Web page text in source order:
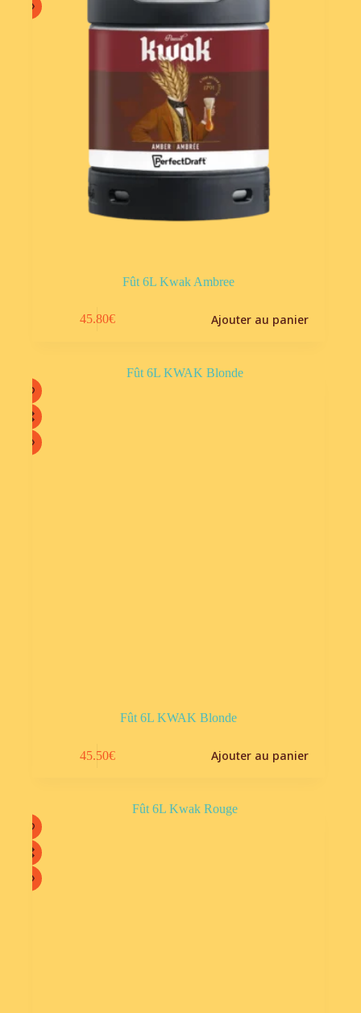
Fût 6L Kwak Ambree
45.80€ Ajouter au panier
Fût 6L KWAK Blonde
45.50€ Ajouter au panier